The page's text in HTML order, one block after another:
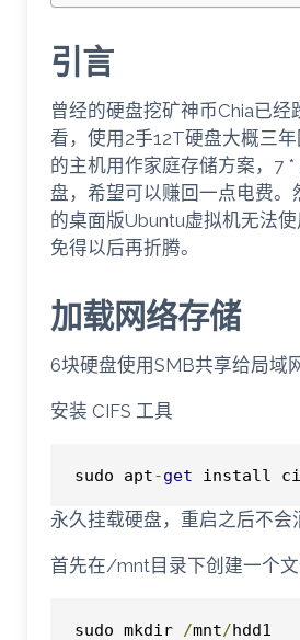
引言
曾经的硬盘挖矿神币Chia已
看，使用2手12T硬盘大概三
的主机用作家庭存储方案，7
盘，希望可以赚回一点电费
的桌面版Ubuntu虚拟机无法
免得以后再折腾。
加载网络存储
6块硬盘使用SMB共享给局域
安装 CIFS 工具
sudo apt-get install
永久挂载硬盘，重启之后不
首先在/mnt目录下创建一个文
sudo mkdir /mnt/hdd1